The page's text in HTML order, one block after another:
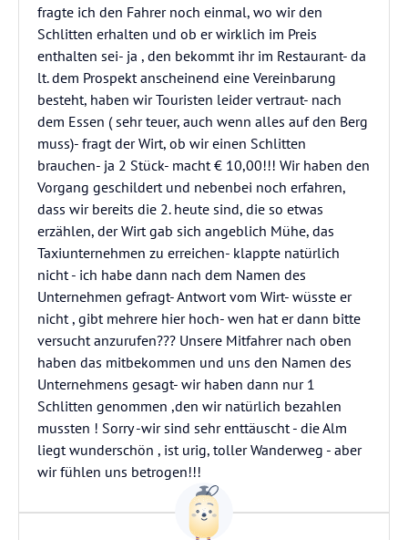
fragte ich den Fahrer noch einmal, wo wir den
Schlitten erhalten und ob er wirklich im Preis
enthalten sei- ja , den bekommt ihr im Restaurant- da
lt. dem Prospekt anscheinend eine Vereinbarung
besteht, haben wir Touristen leider vertraut- nach
dem Essen ( sehr teuer, auch wenn alles auf den Berg
muss)- fragt der Wirt, ob wir einen Schlitten
brauchen- ja 2 Stück- macht € 10,00!!! Wir haben den
Vorgang geschildert und nebenbei noch erfahren,
dass wir bereits die 2. heute sind, die so etwas
erzählen, der Wirt gab sich angeblich Mühe, das
Taxiunternehmen zu erreichen- klappte natürlich
nicht - ich habe dann nach dem Namen des
Unternehmen gefragt- Antwort vom Wirt- wüsste er
nicht , gibt mehrere hier hoch- wen hat er dann bitte
versucht anzurufen??? Unsere Mitfahrer nach oben
haben das mitbekommen und uns den Namen des
Unternehmens gesagt- wir haben dann nur 1
Schlitten genommen ,den wir natürlich bezahlen
mussten ! Sorry -wir sind sehr enttäuscht - die Alm
liegt wunderschön , ist urig, toller Wanderweg - aber
wir fühlen uns betrogen!!!